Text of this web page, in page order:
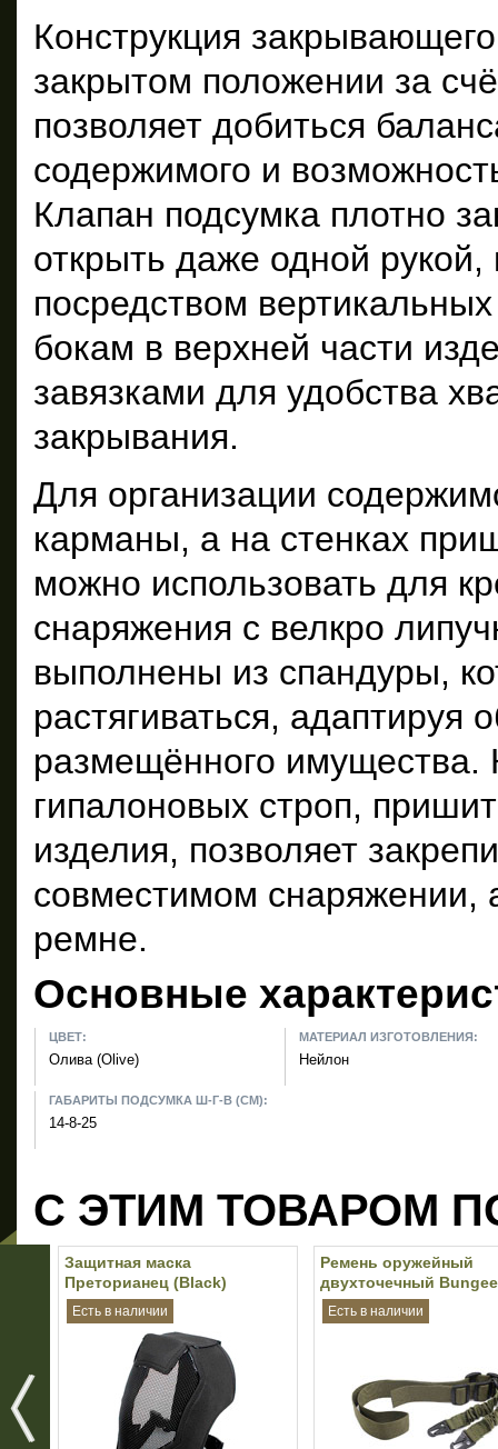
Конструкция
закрытом положении за
позволяет добиться
содержимого и
Клапан подсумка плотно
открыть даже одной рукой,
посредством
бокам в верхней части
завязками для удобства
закрывания.
Для организации
карманы, а на стенках
можно использовать для
снаряжения с велкро
выполнены из спандуры,
растягиваться, адаптируя
размещённого имущества.
гипалоновых строп,
изделия, позволяет
совместимом
ремне.
Основные
ЦВЕТ:
Олива (Olive)
МАТЕРИАЛ ИЗГОТОВЛЕНИЯ:
Нейлон
ГАБАРИТЫ ПОДСУМКА Ш-Г-В (СМ):
14-8-25
С ЭТИМ ТОВАРОМ
Защитная маска
Преторианец (Black)
Есть в наличии
Ремень оружейный
двухточечный
(Olive)
Есть в наличии